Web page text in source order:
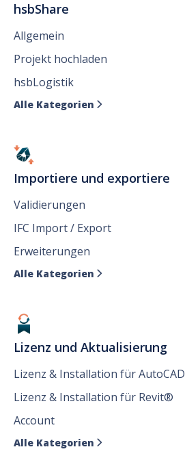
hsbShare
Allgemein
Projekt hochladen
hsbLogistik
Alle Kategorien 
Importiere und exportiere
Validierungen
IFC Import / Export
Erweiterungen
Alle Kategorien 
Lizenz und Aktualisierung
Lizenz & Installation für AutoCAD
Lizenz & Installation für Revit®
Account
Alle Kategorien 